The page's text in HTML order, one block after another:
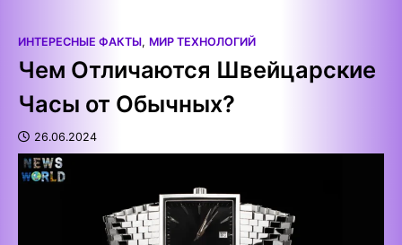
ИНТЕРЕСНЫЕ ФАКТЫ, МИР ТЕХНОЛОГИЙ
Чем Отличаются Швейцарские
Часы от Обычных?
26.06.2024